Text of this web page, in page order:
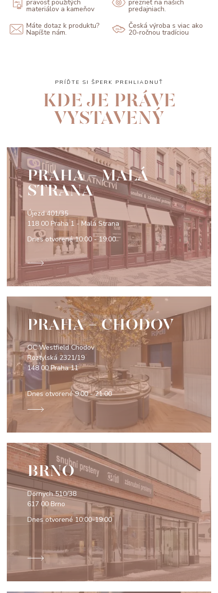
pravosť použitých
materiálov a kameňov
prezrieť na našich
predajniach.
Máte dotaz k produktu?
Napíšte nám.
Česká výroba s viac ako
20-ročnou tradíciou
PRÍĎTE SI ŠPERK PREHLIADNUŤ
KDE JE PRÁVE
VYSTAVENÝ
PRAHA - MALÁ
STRANA
Újezd 401/35
118 00 Praha 1 - Malá Strana
Dnes otvorené10:00 - 19:00
PRAHA - CHODOV
OC Westfield Chodov
Roztylská 2321/19
148 00 Praha 11
Dnes otvorené9:00 - 21:00
BRNO
Dornych 510/38
617 00 Brno
Dnes otvorené 10:00-19:00